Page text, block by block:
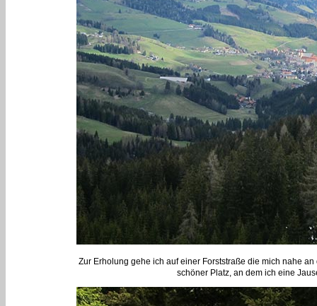
Zur Erholung gehe ich auf einer Forststraße die mich nahe
schöner Platz, an dem ich eine